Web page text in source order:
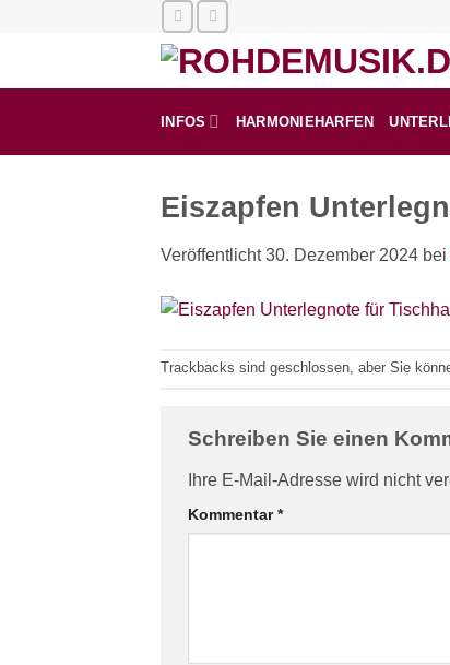
INFOS HARMONIEHARFEN
Eiszapfen
Veröffentlicht30. Dezember 2024 bei
Trackbacks sind geschlossen, aber Sie
Schreiben Sie einen
Ihre E-Mail-Adresse wird nicht
Kommentar*